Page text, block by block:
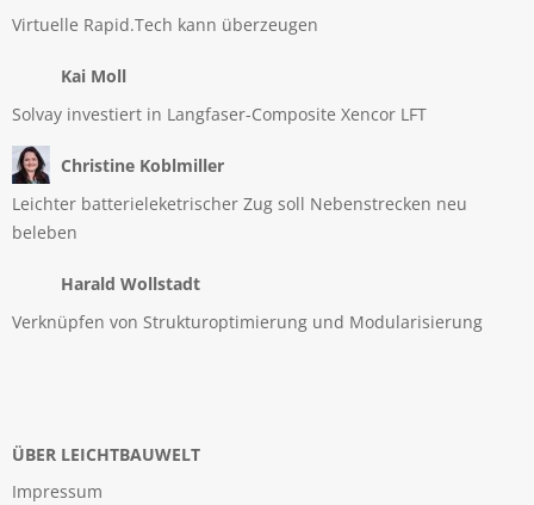
Virtuelle Rapid.Tech kann überzeugen
Kai Moll
Solvay investiert in Langfaser-Composite Xencor LFT
Christine Koblmiller
Leichter batterieleketrischer Zug soll Nebenstrecken neu
beleben
Harald Wollstadt
Verknüpfen von Strukturoptimierung und Modularisierung
ÜBER LEICHTBAUWELT
Impressum